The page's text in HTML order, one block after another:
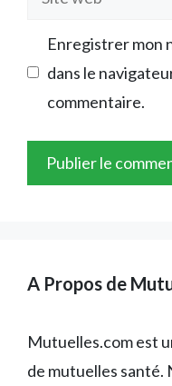
Enregistrer mon
dans le
commentaire.
A Propos de
Mutuelles.com est
de mutuelles santé.